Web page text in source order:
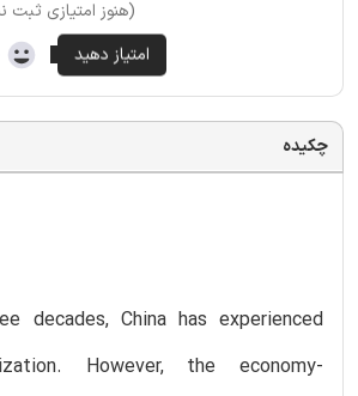
(هنوز امتیازی
چکیده
decades, China has experienced
However, the economy-